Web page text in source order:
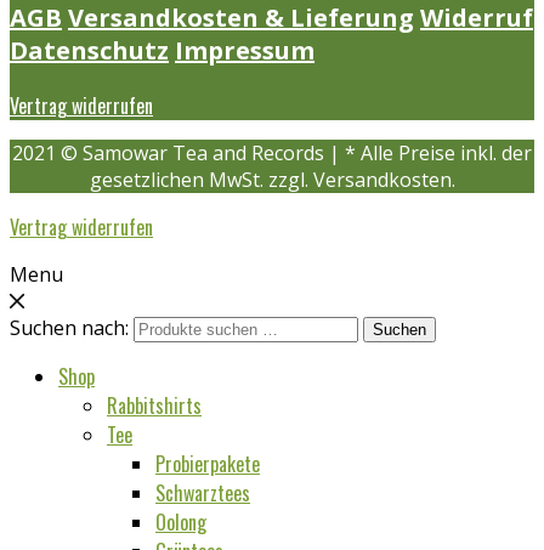
AGB Versandkosten & Lieferung Widerruf
Datenschutz Impressum
Vertrag widerrufen
2021 © Samowar Tea and Records | * Alle Preise inkl. der
gesetzlichen MwSt. zzgl. Versandkosten.
Vertrag widerrufen
Menu
Suchen nach:
Suchen
Shop
Rabbitshirts
Tee
Probierpakete
Schwarztees
Oolong